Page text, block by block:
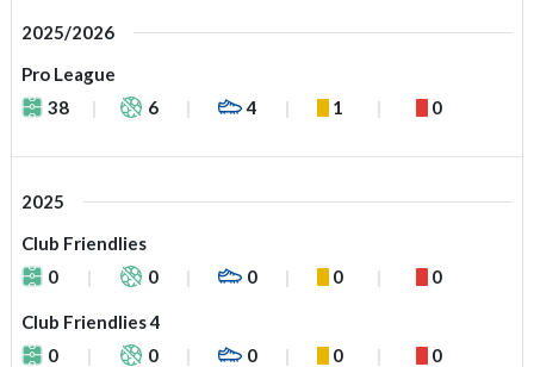
2025/2026
Pro League
38
6 4 1 0
2025
Club Friendlies
0
0 0 0 0
Club Friendlies 4
0
0 0 0 0